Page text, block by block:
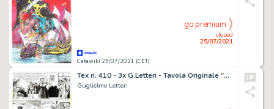
Catawiki 25/07/2021 (CET)
closed
25/07/2021
go premium
Tex n. 410 - 3x G.Letteri - Tavola Originale "Orrore!" - Page volante - EO - (1994)
Guglielmo Letteri